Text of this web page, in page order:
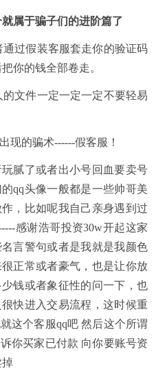
属于骗子们的进阶篇了
过假装客服套走你的验证码
你的钱全部卷走。
文件一定一定一定不要轻易
现的骗术------假客服！
了或者出小号回血要卖号
qq头像一般都是一些帅哥美
，比如呢我自己亲身遇到过
感谢浩哥投资30w开起这家
言警句或者是我就是我颜色
正常或者豪气，也是让你放
钱或者象征性的问一下，也
快进入交易流程，这时候重
这个客服qq吧 然后这个所谓
你买家已付款 向你要账号资
掉